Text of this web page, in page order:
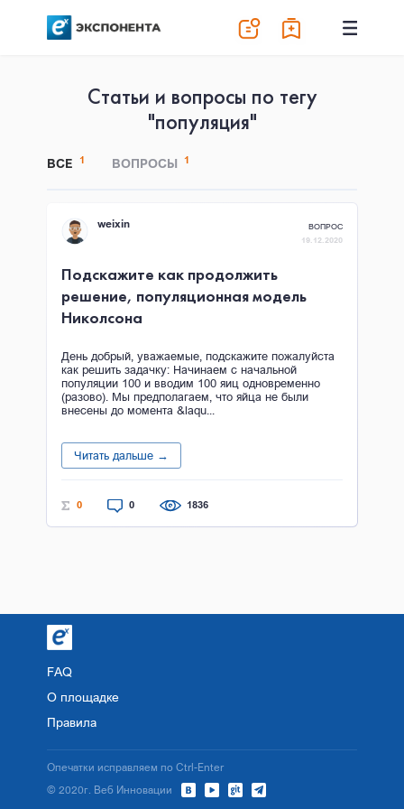
Статьи и вопросы по тегу
"популяция"
ВСЕ 1 ВОПРОСЫ 1
ВОПРОС
19.12.2020
weixin
Подскажите как продолжить
решение, популяционная модель
Николсона
День добрый, уважаемые, подскажите пожалуйста
как решить задачку: Начинаем с начальной
популяции 100 и вводим 100 яиц одновременно
(разово). Мы предполагаем, что яйца не были
внесены до момента &laqu...
Читать дальше →
0 0 1836
FAQ
О площадке
Правила
© 2020г. Веб Инновации
Опечатки исправляем по Ctrl-Enter